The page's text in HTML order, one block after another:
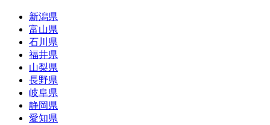
新潟県
富山県
石川県
福井県
山梨県
長野県
岐阜県
静岡県
愛知県